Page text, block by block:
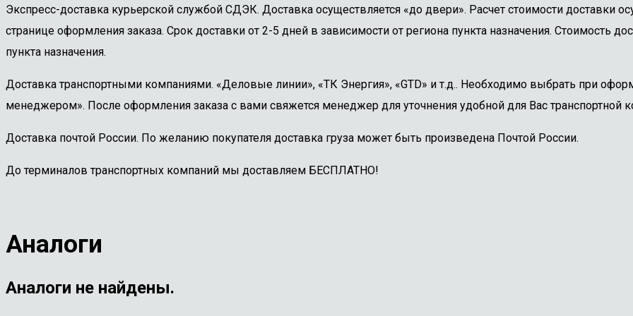
Экспресс-доставка курьерской службой СДЭК. Доставка осуществляется «до двери». Расчет стоимости доставки
странице оформления заказа. Срок доставки от 2-5 дней в зависимости от региона пункта назначения. Стоимость
пункта назначения.
Доставка транспортными компаниями. «Деловые линии», «ТК Энергия», «GTD» и т.д.. Необходимо выбрать при
менеджером». После оформления заказа с вами свяжется менеджер для уточнения удобной для Вас транспортной
Доставка почтой России. По желанию покупателя доставка груза может быть произведена Почтой России.
До терминалов транспортных компаний мы доставляем БЕСПЛАТНО!
Аналоги
Аналоги не найдены.